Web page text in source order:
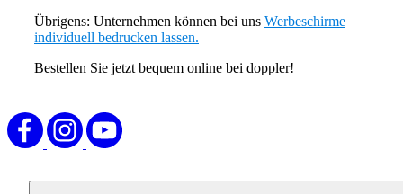
Übrigens: Unternehmen können bei uns Werbeschirme
individuell bedrucken lassen.
Bestellen Sie jetzt bequem online bei doppler!